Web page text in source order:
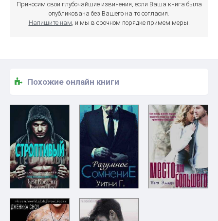
Приносим свои глубочайшие извинения, если Ваша книга была
опубликована без Вашего на то согласия.
Напишите нам, и мы в срочном порядке примем меры.
Похожие онлайн книги